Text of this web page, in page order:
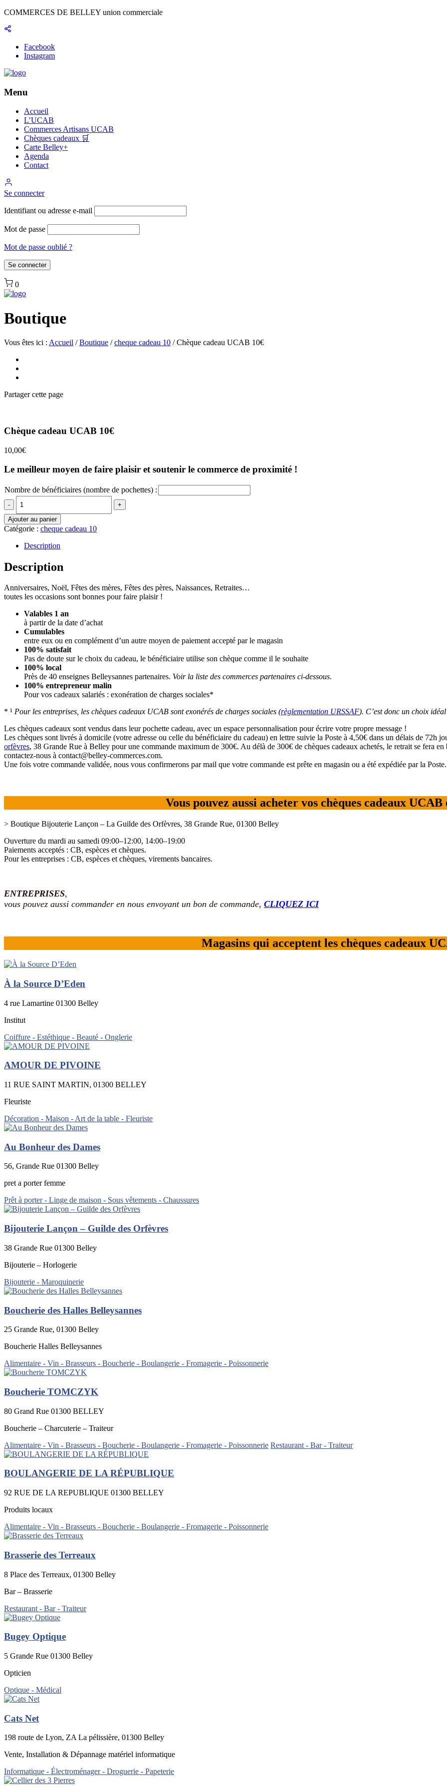
COMMERCES DE BELLEY union commerciale
Facebook
Instagram
Menu
Accueil
L’UCAB
Commerces Artisans UCAB
Chèques cadeaux 🛒
Carte Belley+
Agenda
Contact
Se connecter
Identifiant ou adresse e-mail
Mot de passe
Mot de passe oublié ?
0
Boutique
Vous êtes ici : Accueil / Boutique / cheque cadeau 10 /Chèque cadeau UCAB 10€
Partager cette page
Chèque cadeau UCAB 10€
10,00€
Le meilleur moyen de faire plaisir et soutenir le commerce de proximité !
Nombre de bénéficiaires (nombre de pochettes) :
Quantity
Ajouter au panier
Catégorie : cheque cadeau 10
Description
Description
Anniversaires, Noël, Fêtes des mères, Fêtes des pères, Naissances, Retraites…
toutes les occasions sont bonnes pour faire plaisir !
Valables 1 an
à partir de la date d’achat
Cumulables
entre eux ou en complément d’un autre moyen de paiement accepté par le magasin
100% satisfait
Pas de doute sur le choix du cadeau, le bénéficiaire utilise son chèque comme il le souhaite
100% local
Près de 40 enseignes Belleysannes partenaires. Voir la liste des commerces partenaires ci-dessous.
100% entrepreneur malin
Pour vos cadeaux salariés : exonération de charges sociales*
* ¹ Pour les entreprises, les chèques cadeaux UCAB sont exonérés de charges sociales (règlementation URSSAF). C’est donc un choix
Les chèques cadeaux sont vendus dans leur pochette cadeau, avec un espace personnalisation pour écrire votre propre message !
Les chèques sont livrés à domicile (votre adresse ou celle du bénéficiaire du cadeau) en lettre suivie la Poste à 4,50€ dans un délais de 72h
orfèvres, 38 Grande Rue à Belley pour une commande maximum de 300€. Au délà de 300€ de chèques cadeaux achetés, le retrait se fera
contactez-nous à contact@belley-commerces.com.
Une fois votre commande validée, nous vous confirmerons par mail que votre commande est prête en magasin ou a été expédiée par la Poste.
Vous pouvez aussi acheter vos chèques cadeaux
> Boutique Bijouterie Lançon – La Guilde des Orfèvres, 38 Grande Rue, 01300 Belley
Ouverture du mardi au samedi 09:00–12:00, 14:00–19:00
Paiements acceptés : CB, espèces et chèques.
Pour les entreprises : CB, espèces et chèques, virements bancaires.
ENTREPRISES,
vous pouvez aussi commander en nous envoyant un bon de commande, CLIQUEZ ICI
Magasins qui acceptent les chèques cadeaux
À la Source D’Eden
4 rue Lamartine 01300 Belley
Institut
Coiffure - Estéthique - Beauté - Onglerie
AMOUR DE PIVOINE
11 RUE SAINT MARTIN, 01300 BELLEY
Fleuriste
Décoration - Maison - Art de la table - Fleuriste
Au Bonheur des Dames
56, Grande Rue 01300 Belley
pret a porter femme
Prêt à porter - Linge de maison - Sous vêtements - Chaussures
Bijouterie Lançon – Guilde des Orfèvres
38 Grande Rue 01300 Belley
Bijouterie – Horlogerie
Bijouterie - Maroquinerie
Boucherie des Halles Belleysannes
25 Grande Rue, 01300 Belley
Boucherie Halles Belleysannes
Alimentaire - Vin - Brasseurs - Boucherie - Boulangerie - Fromagerie - Poissonnerie
Boucherie TOMCZYK
80 Grand Rue 01300 BELLEY
Boucherie – Charcuterie – Traiteur
Alimentaire - Vin - Brasseurs - Boucherie - Boulangerie - Fromagerie - Poissonnerie Restaurant - Bar - Traiteur
BOULANGERIE DE LA RÉPUBLIQUE
92 RUE DE LA REPUBLIQUE 01300 BELLEY
Produits locaux
Alimentaire - Vin - Brasseurs - Boucherie - Boulangerie - Fromagerie - Poissonnerie
Brasserie des Terreaux
8 Place des Terreaux, 01300 Belley
Bar – Brasserie
Restaurant - Bar - Traiteur
Bugey Optique
5 Grande Rue 01300 Belley
Opticien
Optique - Médical
Cats Net
198 route de Lyon, ZA La pélissière, 01300 Belley
Vente, Installation & Dépannage matériel informatique
Informatique - Électroménager - Droguerie - Papeterie